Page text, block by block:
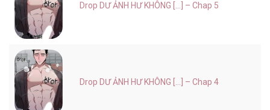
Drop DƯ ẢNH HƯ KHÔNG [...] – Chap 5
Drop DƯ ẢNH HƯ KHÔNG [...] – Chap 4